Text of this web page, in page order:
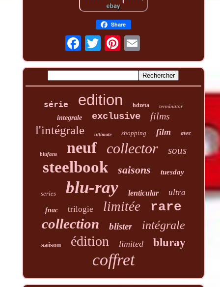
Share
série edition hdzeta terminator
integrale exclusive films
l'intégrale ultimate shopping film avec
blufans neuf collector sous
steelbook saisons tuesday
series blu-ray lenticular ultra
fnac trilogie limitée rare
collection blister intégrale
saison édition limited bluray
coffret